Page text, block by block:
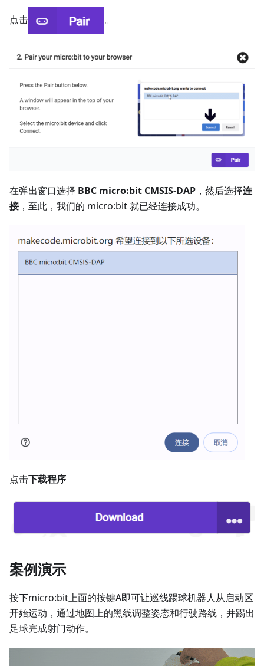
点击 。
在弹出窗口选择 BBC micro:bit CMSIS-DAP ，然后选择连
接，至此，我们的 micro:bit 就已经连接成功。
点击下载程序
案例演示
按下micro:bit上面的按键A即可让巡线踢球机器人从启动区
开始运动，通过地图上的黑线调整姿态和行驶路线，并踢出
足球完成射门动作。